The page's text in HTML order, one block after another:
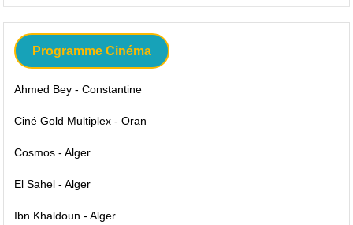
Programme Cinéma
Ahmed Bey - Constantine
Ciné Gold Multiplex - Oran
Cosmos - Alger
El Sahel - Alger
Ibn Khaldoun - Alger